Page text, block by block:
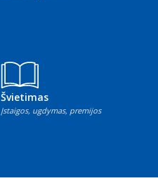
Švietimas
Įstaigos, ugdymas, premijos